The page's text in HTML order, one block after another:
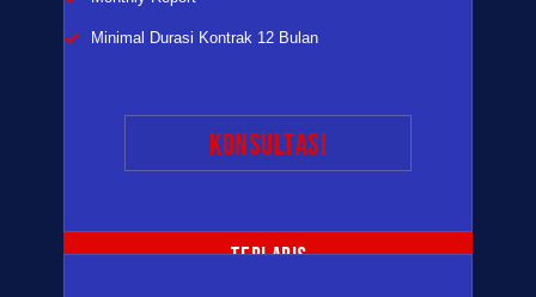
Minimal Durasi Kontrak 12 Bulan
konsultasi
TERLARIS